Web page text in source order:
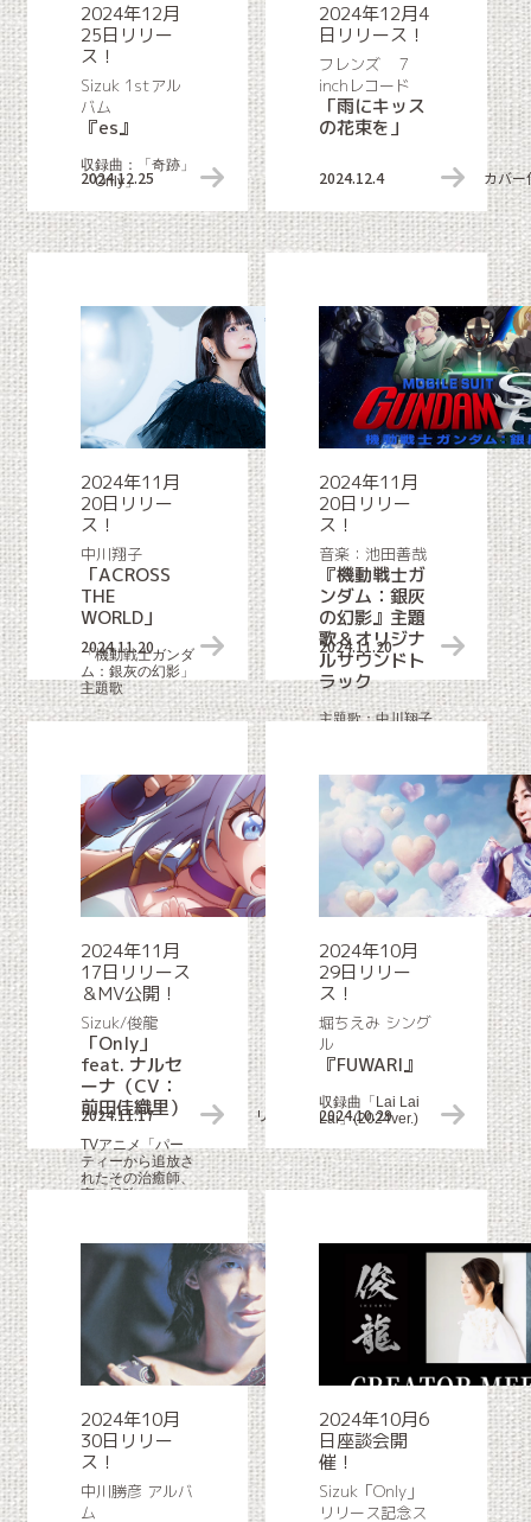
2024.12.25 リリース情報
2024年12月
25日リリー
ス！
Sizuk 1stアル
バム
『es』
収録曲：「奇跡」
「Only」
2024.12.4 カバー
2024年12月4
日リリース！
フレンズ ７
inchレコード
「雨にキッス
の花束を」
2024.11.20 リリース情報
2024年11月
20日リリー
ス！
中川翔子
「ACROSS
THE
WORLD」
「機動戦士ガンダ
ム：銀灰の幻影」
主題歌
2024.11.20
2024年11月
20日リリー
ス！
音楽：池田善哉
『機動戦士ガ
ンダム：銀灰
の幻影』主題
歌＆オリジナ
ルサウンドト
ラック
主題歌：中川翔子
2024.11.17 リリース＆MV公開情報
2024年11月
17日リリース
＆MV公開！
Sizuk/俊龍
「Only」
feat. ナルセ
ーナ（CV：
前田佳織里）
TVアニメ「パー
ティーから追放さ
れたその治癒師、
実は最強につき」
2024.10.29
2024年10月
29日リリー
ス！
堀ちえみ シング
ル
『FUWARI』
収録曲「Lai Lai
Lai」(2024ver.)
2024年10月
30日リリー
ス！
中川勝彦 アルバ
ム
2024年10月6
日座談会開
催！
Sizuk「Only」
リリース記念ス